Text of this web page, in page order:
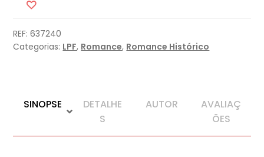
Águia
REF:637240
Categorias: LPF, Romance, Romance Histórico
SINOPSE
DETALHE
S
AUTOR
AVALIAÇ
ÕES